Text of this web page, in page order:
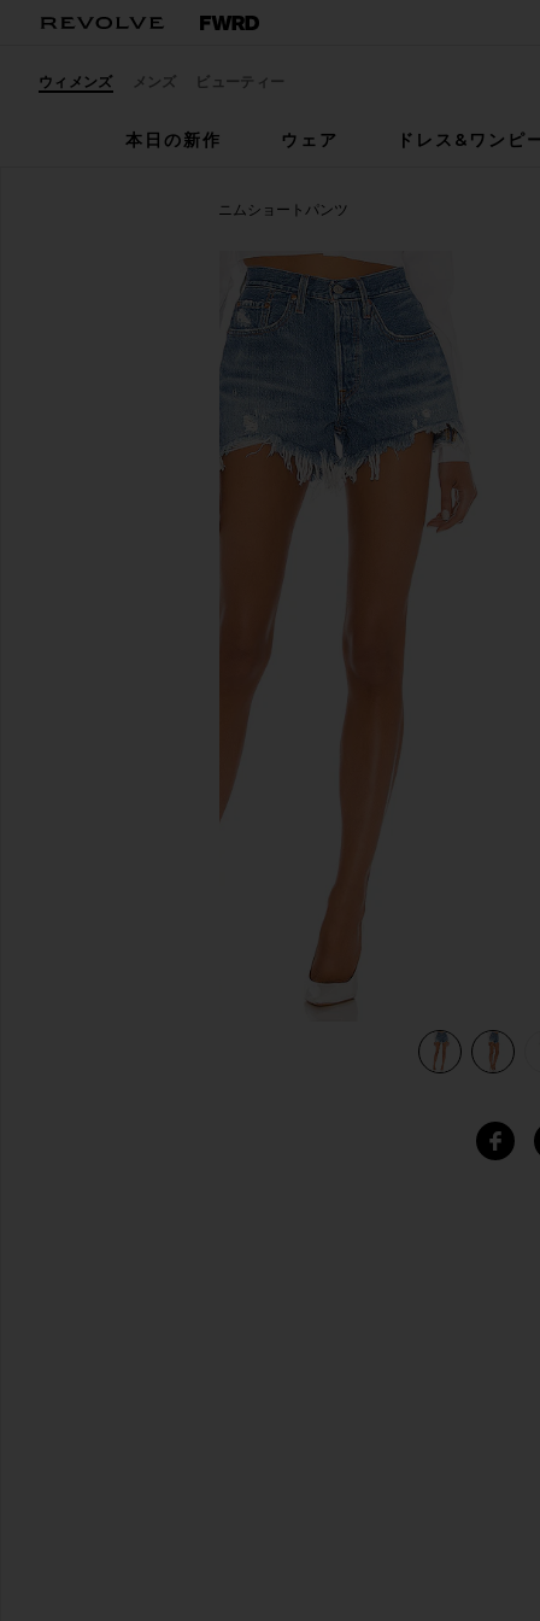
ウィメンズ メンズ ビューティー
本日の新作 ウェア ドレス&ワンピ
501 ORIGINAL デニムショートパンツ
お気に入りLEVI'S 501 Original Short in Athens Mid
view 4 of 4 501 ORIGINAL デニムショートパンツ in Athens